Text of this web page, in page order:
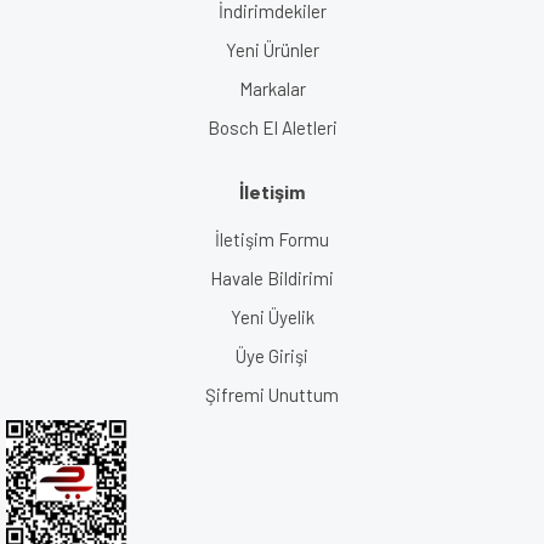
İndirimdekiler
Yeni Ürünler
Markalar
Bosch El Aletleri
İletişim
İletişim Formu
Havale Bildirimi
Yeni Üyelik
Üye Girişi
Şifremi Unuttum